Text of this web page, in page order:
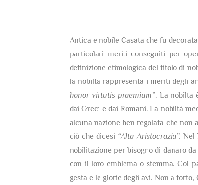
Antica e nobile Casata che fu
particolari meriti conseguiti per
definizione etimologica del titolo di
la nobiltà rappresenta i meriti degli
honor virtutis praemium”. La nobilta
dai Greci e dai Romani. La nobiltà
alcuna nazione ben regolata che non
ciò che dicesi “Alta Aristocrazia”. Nel
nobilitazione per bisogno di danaro
con il loro emblema o stemma. Col
gesta e le glorie degli avi. Non a